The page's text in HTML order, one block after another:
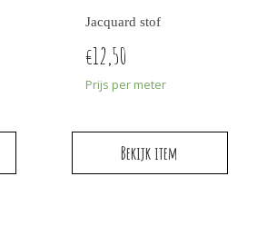
Jacquard stof
€12,50
Prijs per meter
Bekijk item